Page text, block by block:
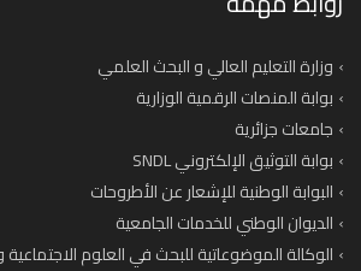
وزارة التعليم العالي و البحث العلمي
بوابة المنصات الرقمية الوزارية
جامعات جزائرية
بوابة التوثيق الإلكتروني SNDL
البوابة الوطنية للإشعار عن الأطروحات
الديوان الوطني للخدمات الجامعية
الوكالة الموضوعاتية للبحث في العلوم الاجتماعية